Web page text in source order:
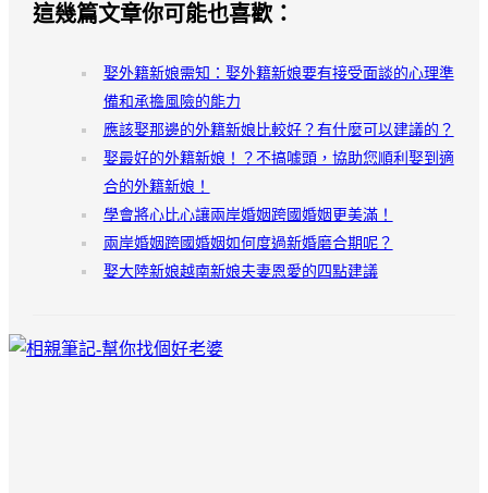
這幾篇文章你可能也喜歡：
娶外籍新娘需知：娶外籍新娘要有接受面談的心理準
備和承擔風險的能力
應該娶那邊的外籍新娘比較好？有什麼可以建議的？
娶最好的外籍新娘！？不搞噱頭，協助您順利娶到適
合的外籍新娘！
學會將心比心讓兩岸婚姻跨國婚姻更美滿！
兩岸婚姻跨國婚姻如何度過新婚磨合期呢？
娶大陸新娘越南新娘夫妻恩愛的四點建議